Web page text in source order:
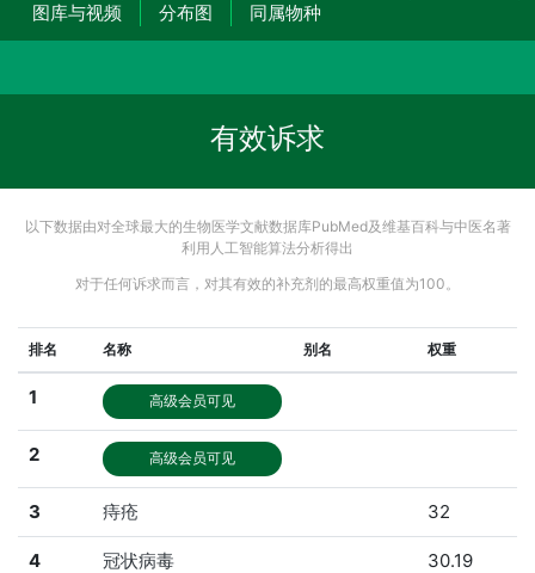
图库与视频
分布图 同属物种
有效诉求
以下数据由对全球最大的生物医学文献数据库PubMed及维基百科与中医名著
利用人工智能算法分析得出
对于任何诉求而言，对其有效的补充剂的最高权重值为100。
排名 名称 别名 权重
1 高级会员可见
2 高级会员可见
3 痔疮 32
4 冠状病毒 30.19